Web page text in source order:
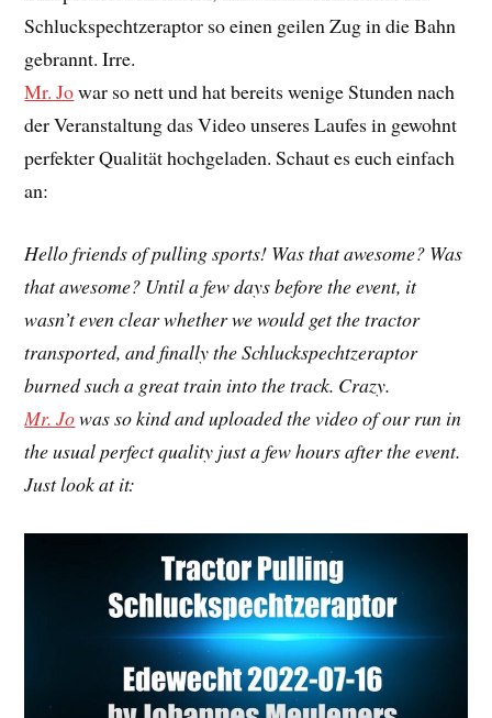
Schluckspechtzeraptor so einen geilen Zug in die Bahn
gebrannt. Irre.
Mr. Jowar so nett und hat bereits wenige Stunden nach
der Veranstaltung das Video unseres Laufes in gewohnt
perfekter Qualität hochgeladen. Schaut es euch einfach
an:
Hello friends of pulling sports! Was that awesome? Was
that awesome? Until a few days before the event, it
wasn’t even clear whether we would get the tractor
transported, and finally the Schluckspechtzeraptor
burned such a great train into the track. Crazy.
Mr. Jowas so kind and uploaded the video of our run in
the usual perfect quality just a few hours after the event.
Just look at it: